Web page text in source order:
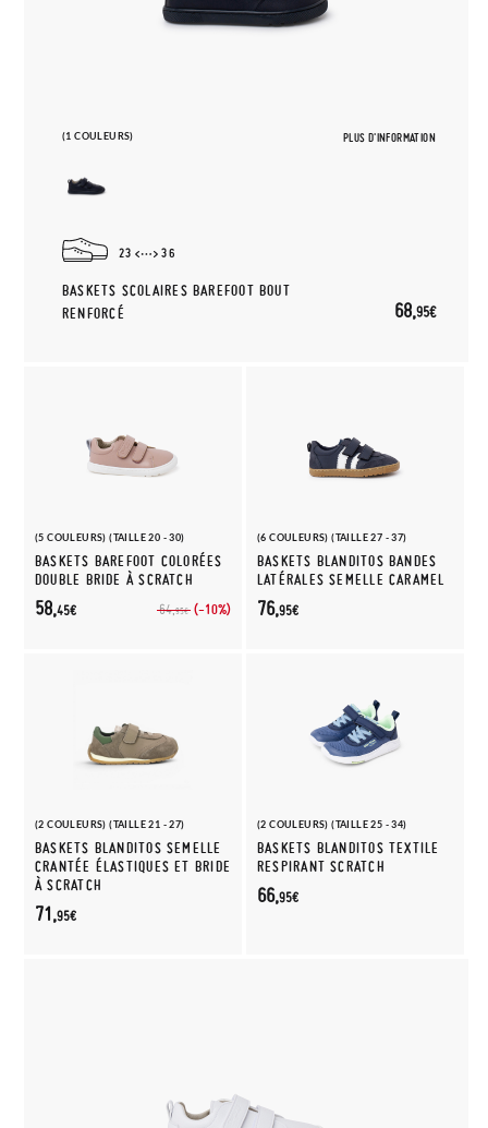
(1 COULEURS) PLUS D'INFORMATION
23 36
BASKETS SCOLAIRES BAREFOOT BOUT
RENFORCÉ
68,95€
(5 COULEURS) (TAILLE 20 - 30)
BASKETS BAREFOOT COLORÉES
DOUBLE BRIDE À SCRATCH
64,95€ (-10%)
58,45€
(6 COULEURS) (TAILLE 27 - 37)
BASKETS BLANDITOS BANDES
LATÉRALES SEMELLE CARAMEL
76,95€
(2 COULEURS) (TAILLE 21 - 27)
BASKETS BLANDITOS SEMELLE
CRANTÉE ÉLASTIQUES ET BRIDE
À SCRATCH
71,95€
(2 COULEURS) (TAILLE 25 - 34)
BASKETS BLANDITOS TEXTILE
RESPIRANT SCRATCH
66,95€